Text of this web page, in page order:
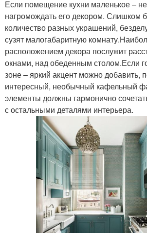
Если помещение кухни маленькое –
нагромождать его декором. Слишком
количество разных украшений,
сузят малогабаритную
расположением декора послужит
окнами, над обеденным столом.Если
зоне – яркий акцент можно добавить,
интересный, необычный кафельный
элементы должны гармонично
с остальными деталями интерьера.